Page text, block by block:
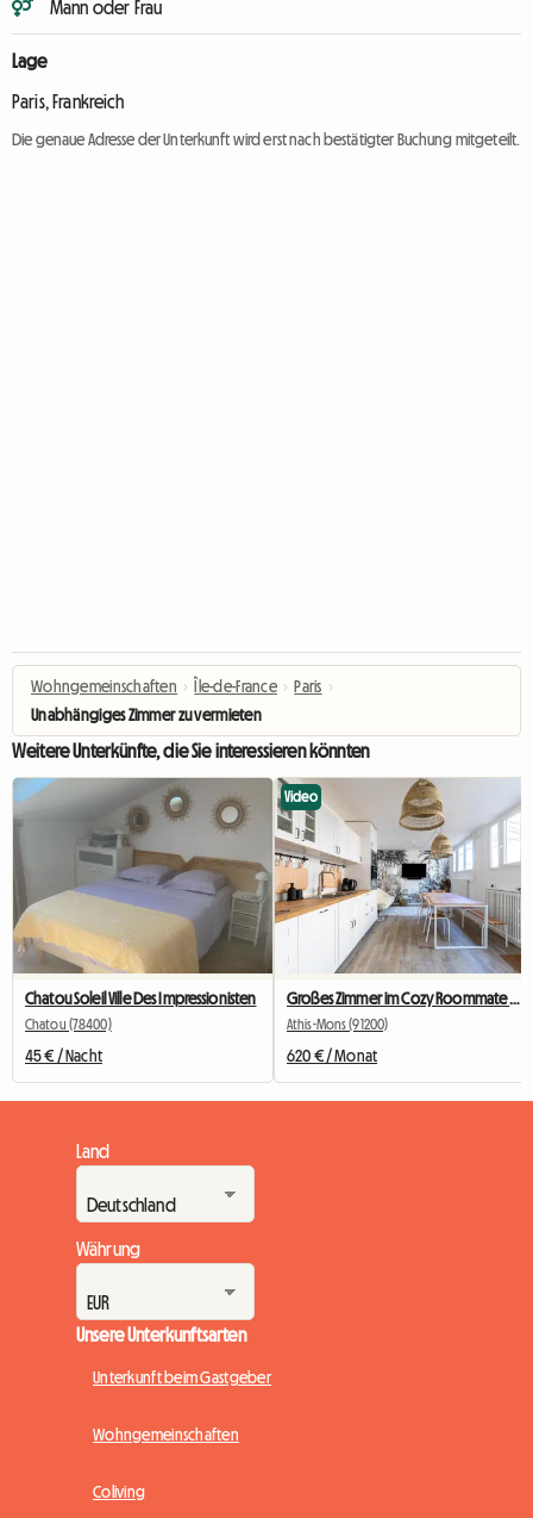
Mann oder Frau
Lage
Paris, Frankreich
Die genaue Adresse der Unterkunft wird erst nach bestätigter Buchung mitgeteilt.
Wohngemeinschaften › Île-de-France › Paris ›
Unabhängiges Zimmer zu vermieten
Weitere Unterkünfte, die Sie interessieren könnten
Chatou Soleil Ville Des Impressionisten
Chatou (78400)
45 € / Nacht
Video
Athis-Mons (91200)
620 € / Monat
Land
Währung
Unsere Unterkunftsarten
Unterkunft beim Gastgeber
Wohngemeinschaften
Coliving